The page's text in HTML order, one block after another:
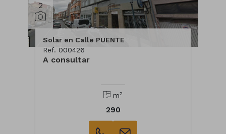
2
Solar en Calle PUENTE
Ref. 000426
A consultar
m2
290